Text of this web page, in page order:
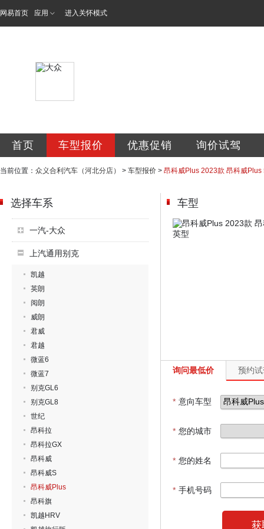
网易首页 应用 进入关怀模式
首页 车型报价 优惠促销 询价试驾
当前位置： 众义合利汽车（河北分店） > 车型报价 > 昂科威Plus 2023款 昂科威Plus
选择车系
一汽-大众
上汽通用别克
凯越
英朗
阅朗
威朗
君威
君越
微蓝6
微蓝7
别克GL6
别克GL8
世纪
昂科拉
昂科拉GX
昂科威
昂科威S
昂科威Plus
昂科旗
凯越HRV
车型
询问最低价 预约
* 意向车型
* 您的城市
* 您的姓名
* 手机号码
获